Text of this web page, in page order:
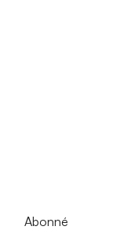
Abonné